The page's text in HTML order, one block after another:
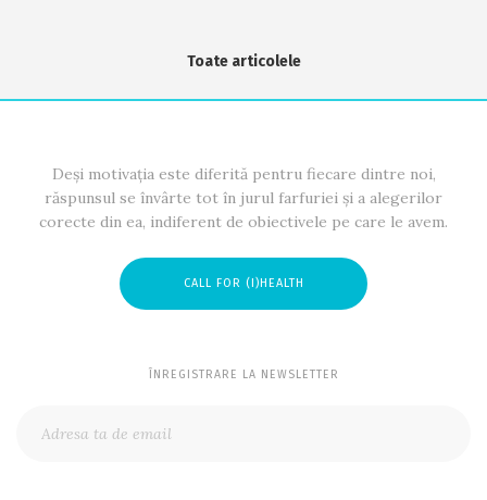
Toate articolele
Deși motivația este diferită pentru fiecare dintre noi,
răspunsul se învârte tot în jurul farfuriei și a alegerilor
corecte din ea, indiferent de obiectivele pe care le avem.
CALL FOR (I)HEALTH
ÎNREGISTRARE LA NEWSLETTER